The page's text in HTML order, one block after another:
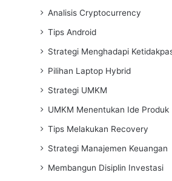
Analisis Cryptocurrency
Tips Android
Strategi Menghadapi
Pilihan Laptop Hybrid
Strategi UMKM
UMKM Menentukan Ide Produk
Tips Melakukan Recovery
Strategi Manajemen Keuangan
Membangun Disiplin Investasi